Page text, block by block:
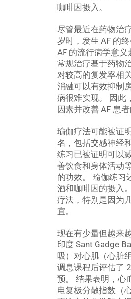
咖啡因摄入。
尽管最近在药物治
岁时，发生 AF 的
AF 的流行病学意义
常规治疗基于药物
对较高的复发率相
消融可以有效抑制
病很难实现。 因此
因素并改善 AF 患者
瑜伽疗法可能被证
名，包括交感神经
练习已被证明可以
善饮食和身体活动
的功效。 瑜伽练习
酒和咖啡因的摄入
疗法，特别是因为
宜。
现在有少量但越来
印度 Sant Gadge
吸）对心肌（心脏
调息课程后评估了
预。 结果表明，心
电复极分散指数（